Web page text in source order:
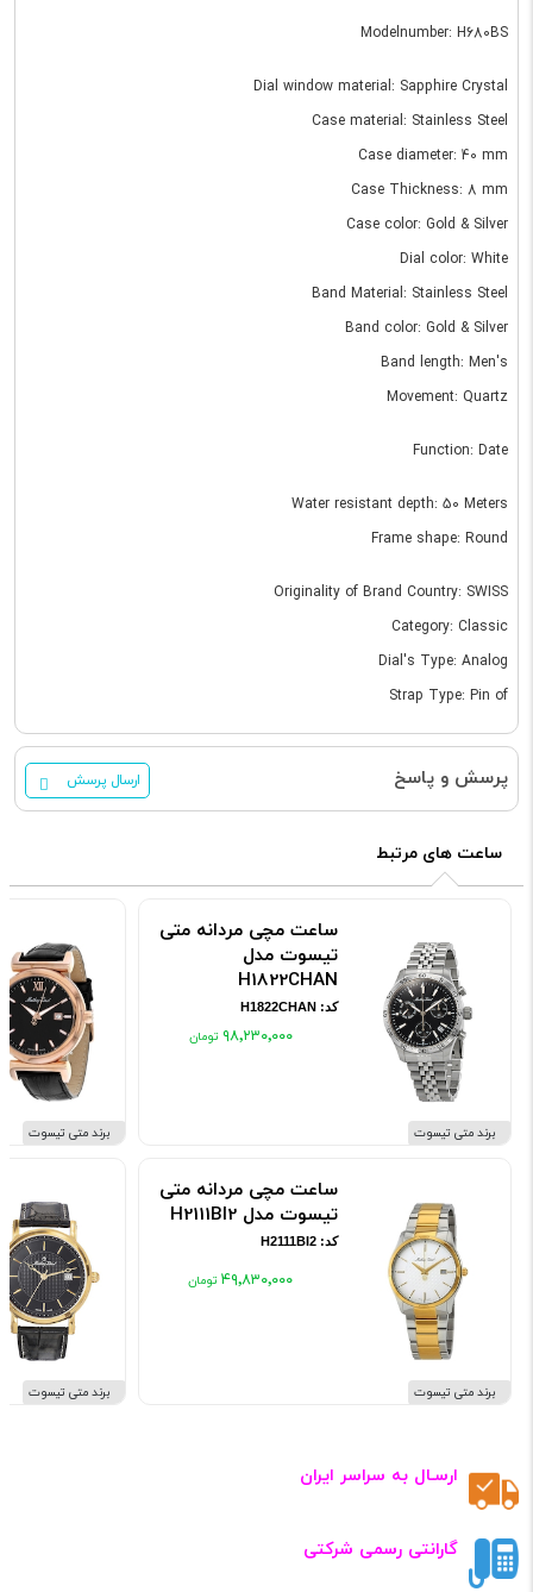
Modelnumber: H680BS
Dial window material: Sapphire Crystal
Case material: Stainless Steel
Case diameter: 40 mm
Case Thickness: 8 mm
Case color: Gold & Silver
Dial color: White
Band Material: Stainless Steel
Band color: Gold & Silver
Band length: Men's
Movement: Quartz
Function: Date
Water resistant depth: 50 Meters
Frame shape: Round
Originality of Brand Country: SWISS
Category: Classic
Dial's Type: Analog
Strap Type: Pin of
پرسش و پاسخ ارسال پرسش
ساعت های مرتبط
برند متی تیسوت
ساعت مچی مردانه متی
تیسوت مدل
H1822CHAN
کد: H1822CHAN
۹۸٬۲۳۰٬۰۰۰
برند متی تیسوت
ساعت مچی مردانه متی
تیسوت مدل H2111BI2
کد: H2111BI2
۴۹٬۸۳۰٬۰۰۰
برند متی تیسوت
برند متی تیسوت
ارسـال به سراسر ایران
گارانتی رسمی شرکتی